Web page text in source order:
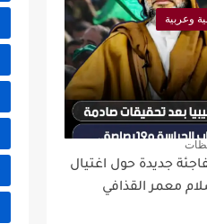
وعربية
جديدة حول اغتيال
معمر القذافي